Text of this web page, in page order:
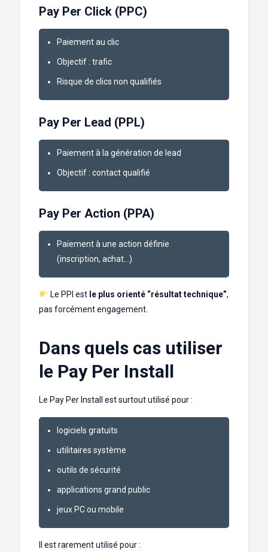
Pay Per Click (PPC)
Paiement au clic
Objectif : trafic
Risque de clics non qualifiés
Pay Per Lead (PPL)
Paiement à la génération de lead
Objectif : contact qualifié
Pay Per Action (PPA)
Paiement à une action définie
(inscription, achat…)
Le PPI est le plus orienté “résultat technique”,
pas forcément engagement.
Dans quels cas utiliser
le Pay Per Install
Le Pay Per Install est surtout utilisé pour :
logiciels gratuits
utilitaires système
outils de sécurité
applications grand public
jeux PC ou mobile
Il est rarement utilisé pour :